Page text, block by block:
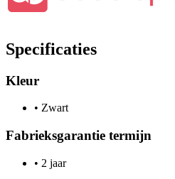
Specificaties
Kleur
• Zwart
Fabrieksgarantie termijn
• 2 jaar